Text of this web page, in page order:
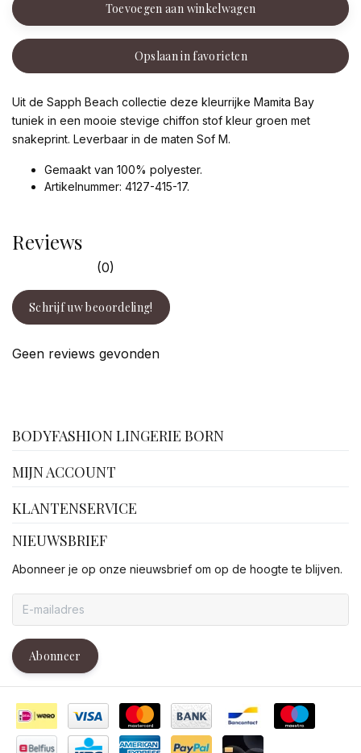
Toevoegen aan winkelwagen
Opslaan in favorieten
Uit de Sapph Beach collectie deze kleurrijke Mamita Bay
tuniek in een mooie stevige chiffon stof kleur groen met
snakeprint. Leverbaar in de maten Sof M.
Gemaakt van 100% polyester.
Artikelnummer: 4127-415-17.
Reviews
(0)
Schrijf uw beoordeling!
Geen reviews gevonden
BODYFASHION LINGERIE BORN
MIJN ACCOUNT
KLANTENSERVICE
NIEUWSBRIEF
Abonneer je op onze nieuwsbrief om op de hoogte te blijven.
Abonneer